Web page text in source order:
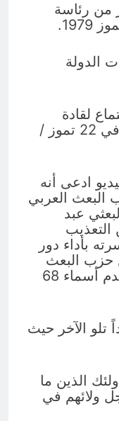
من رئاسة
الدولة
لقادة
وكوادر حزبه في قاعة الخلد.. في 22 تموز /
ادعى أنه
العربي
عبد
بأداء دور
حزب البعث
السوري ضد صدام حسين.. وقدم أسماء 68
تلو الآخر حيث
الذين ما
ولائهم في